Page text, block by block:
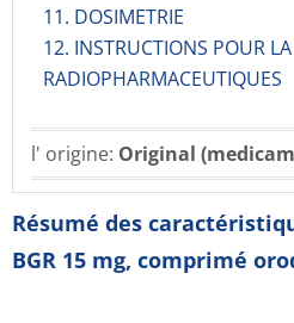
11. DOSIMETRIE
12. INSTRUCTIONS POUR
RADIOPHARMACE­UTIQUES
l' origine: Original
Résumé des
BGR 15 mg, comprimé